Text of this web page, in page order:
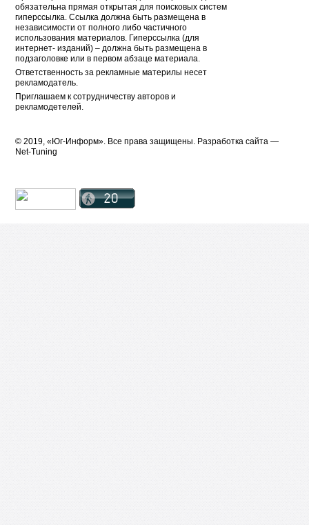
обязательна прямая открытая для поисковых систем
гиперссылка. Ссылка должна быть размещена в
независимости от полного либо частичного
использования материалов. Гиперссылка (для
интернет- изданий) – должна быть размещена в
подзаголовке или в первом абзаце материала.
Ответственность за рекламные материлы несет
рекламодатель.
Приглашаем к сотрудничеству авторов и
рекламодетелей.
© 2019, «Юг-Информ». Все права защищены. Разработка cайта —
Net-Tuning